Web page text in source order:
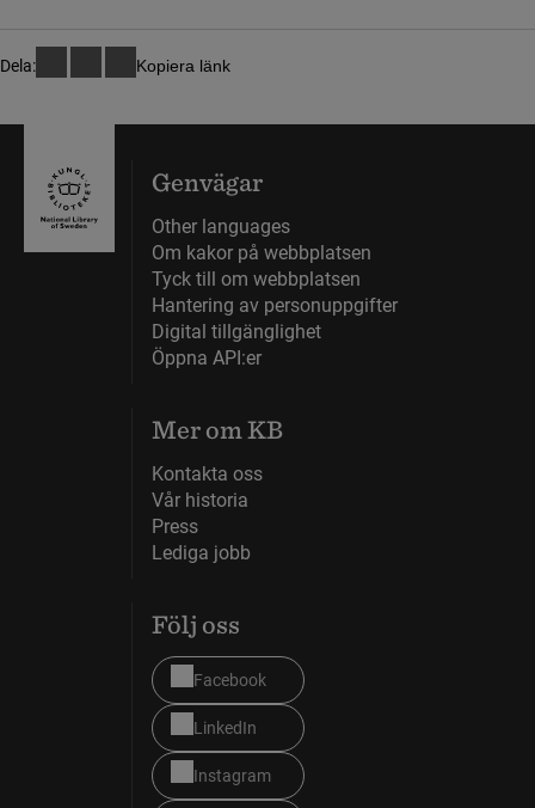
Dela: Kopiera länk
Genvägar
Other languages
Om kakor på webbplatsen
Tyck till om webbplatsen
Hantering av personuppgifter
Digital tillgänglighet
Öppna API:er
Mer om KB
Kontakta oss
Vår historia
Press
Lediga jobb
Följ oss
Facebook
LinkedIn
Instagram